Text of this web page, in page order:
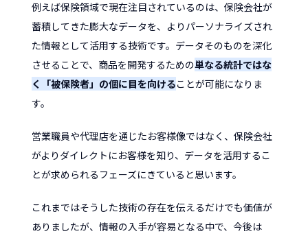
例えば保険領域で現在注目されているのは、保険会社が
蓄積してきた膨大なデータを、よりパーソナライズされ
た情報として活用する技術です。データそのものを深化
させることで、商品を開発するための単なる統計ではな
く「被保険者」の個に目を向けることが可能になりま
す。
営業職員や代理店を通じたお客様像ではなく、保険会社
がよりダイレクトにお客様を知り、データを活用するこ
とが求められるフェーズにきていると思います。
これまではそうした技術の存在を伝えるだけでも価値が
ありましたが、情報の入手が容易となる中で、今後は